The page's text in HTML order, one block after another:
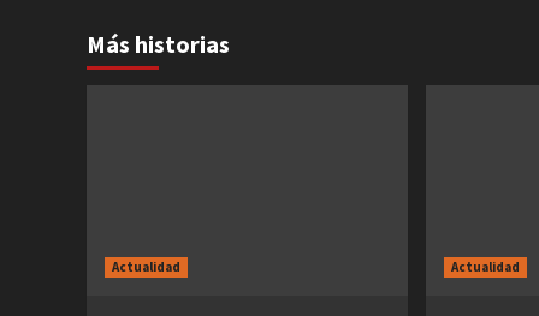
Más historias
Actualidad Actualidad